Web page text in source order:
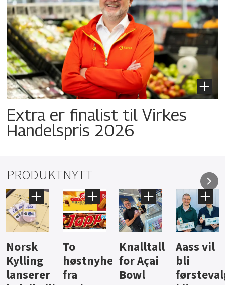
Extra er finalist til Virkes
Handelspris 2026
PRODUKTNYTT
Knalltall
for Açai
Bowl
Aass vil
bli
førstevalg
Brus og
jus fra
Berentsen
Hard
iste fra
Hansa